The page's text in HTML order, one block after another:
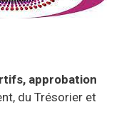
approbation
du Trésorier et